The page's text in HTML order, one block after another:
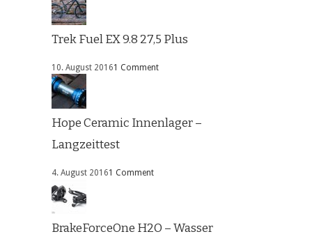
Trek Fuel EX 9.8 27,5 Plus
10. August 20161 Comment
Hope Ceramic Innenlager –
Langzeittest
4. August 20161 Comment
BrakeForceOne H2O – Wasser